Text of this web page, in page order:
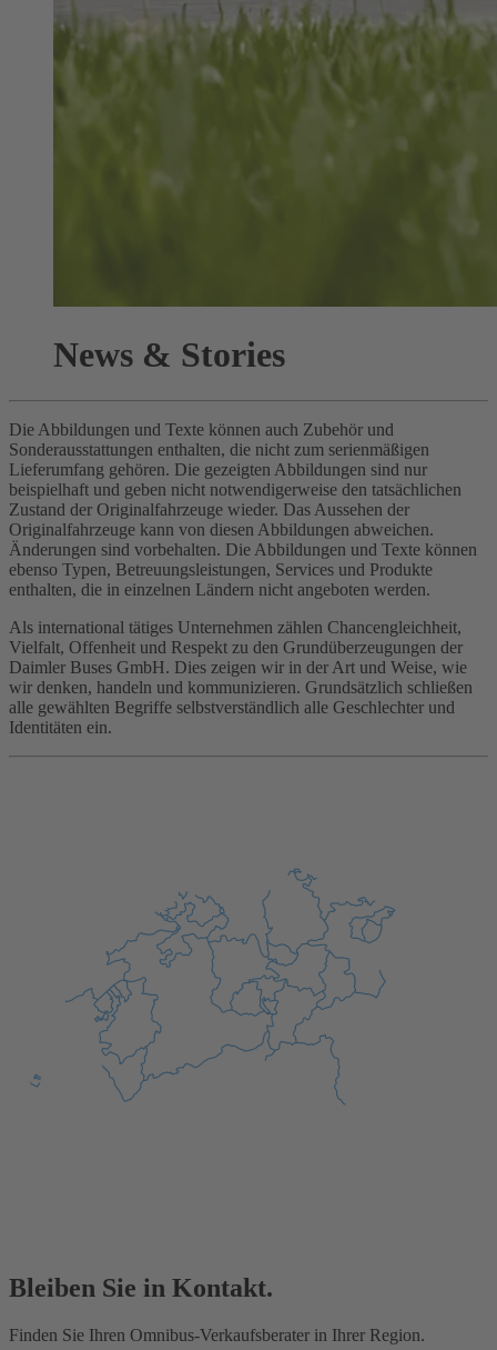
News & Stories
Die Abbildungen und Texte können auch Zubehör und
Sonderausstattungen enthalten, die nicht zum serienmäßigen
Lieferumfang gehören. Die gezeigten Abbildungen sind nur
beispielhaft und geben nicht notwendigerweise den tatsächlichen
Zustand der Originalfahrzeuge wieder. Das Aussehen der
Originalfahrzeuge kann von diesen Abbildungen abweichen.
Änderungen sind vorbehalten. Die Abbildungen und Texte können
ebenso Typen, Betreuungsleistungen, Services und Produkte
enthalten, die in einzelnen Ländern nicht angeboten werden.
Als international tätiges Unternehmen zählen Chancengleichheit,
Vielfalt, Offenheit und Respekt zu den Grundüberzeugungen der
Daimler Buses GmbH. Dies zeigen wir in der Art und Weise, wie
wir denken, handeln und kommunizieren. Grundsätzlich schließen
alle gewählten Begriffe selbstverständlich alle Geschlechter und
Identitäten ein.
Bleiben Sie in Kontakt.
Finden Sie Ihren Omnibus-Verkaufsberater in Ihrer Region.